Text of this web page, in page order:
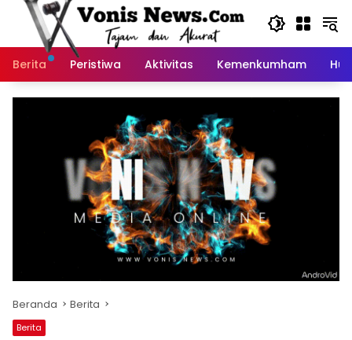
Langsung
Berita
Peristiwa Aktivitas Kemenkumham
Beranda Berita
Berita